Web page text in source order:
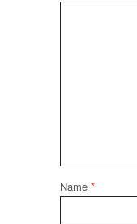
Name *